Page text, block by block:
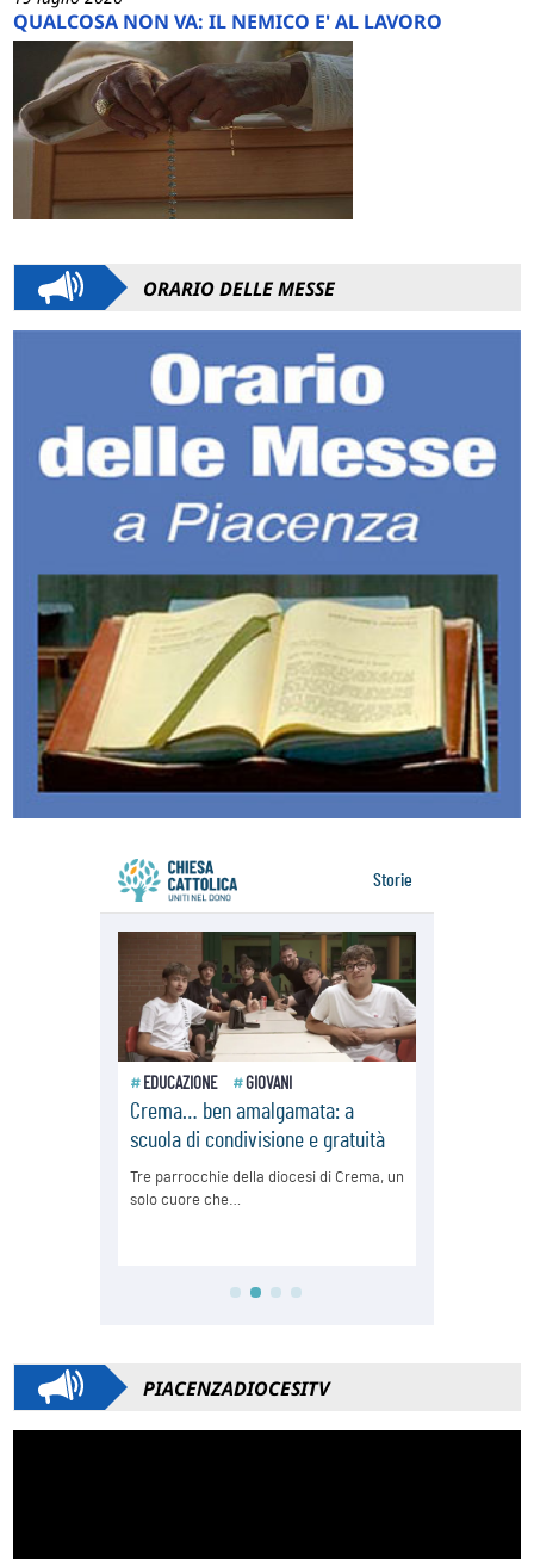
QUALCOSA NON VA: IL NEMICO E' AL LAVORO
ORARIO DELLE MESSE
PIACENZADIOCESITV